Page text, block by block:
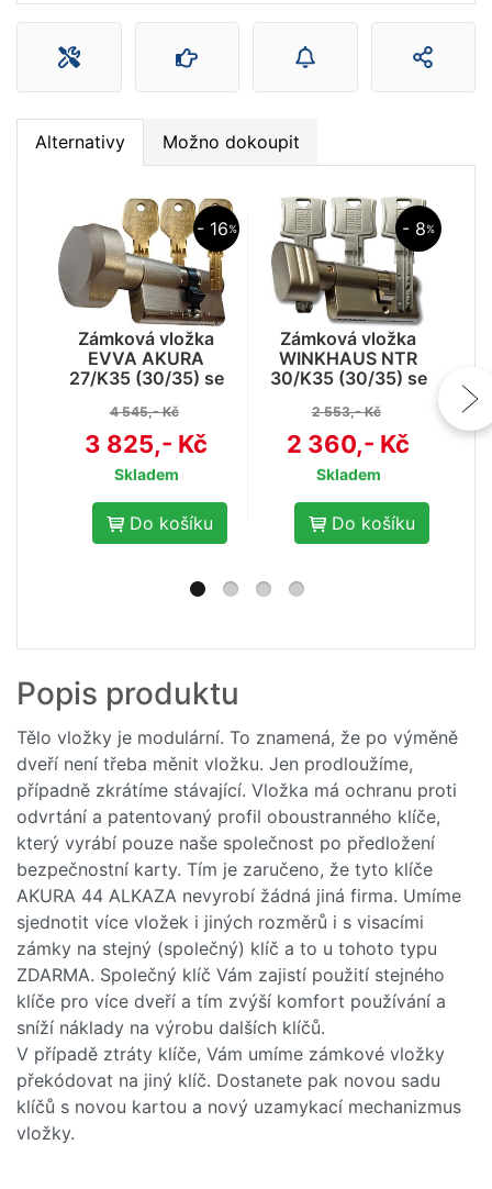
Alternativy Možno dokoupit
- 16%
Zámková vložka
EVVA AKURA
27/K35 (30/35) se
ochranou proti
odvrtání
4 545,- Kč
3 825,- Kč
Do košíku
Skladem
- 8%
Zámková vložka
WINKHAUS NTR
30/K35 (30/35) se
ochranou proti
odvrtání
2 553,- Kč
2 360,- Kč
Do košíku
Skladem
- 21
Klíč EVVA k vložce
AKURA
889,- Kč 701,-
Kč
Do košíku
Skladem
Popis produktu
Tělo vložky je modulární. To znamená, že po výměně
dveří není třeba měnit vložku. Jen prodloužíme,
případně zkrátíme stávající. Vložka má ochranu proti
odvrtání a patentovaný profil oboustranného klíče,
který vyrábí pouze naše společnost po předložení
bezpečnostní karty. Tím je zaručeno, že tyto klíče
AKURA 44 ALKAZA nevyrobí žádná jiná firma. Umíme
sjednotit více vložek i jiných rozměrů i s visacími
zámky na stejný (společný) klíč a to u tohoto typu
ZDARMA. Společný klíč Vám zajistí použití stejného
klíče pro více dveří a tím zvýší komfort používání a
sníží náklady na výrobu dalších klíčů.
V případě ztráty klíče, Vám umíme zámkové vložky
překódovat na jiný klíč. Dostanete pak novou sadu
klíčů s novou kartou a nový uzamykací mechanizmus
vložky.